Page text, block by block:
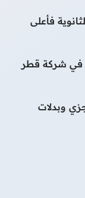
فأعلى
في شركة قطر
وبدلات